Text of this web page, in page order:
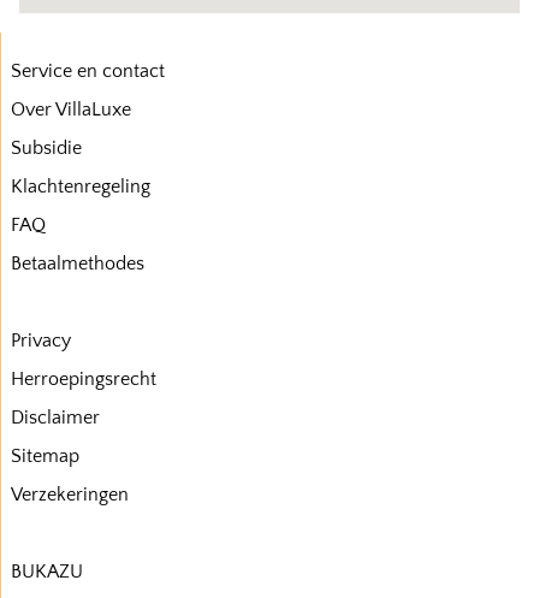
Service en contact
Over VillaLuxe
Subsidie
Klachtenregeling
FAQ
Betaalmethodes
Privacy
Herroepingsrecht
Disclaimer
Sitemap
Verzekeringen
BUKAZU